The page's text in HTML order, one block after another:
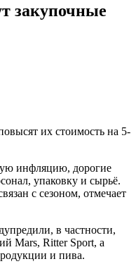
закупочные
их стоимость на 5-
инфляцию, дорогие
упаковку и сырьё.
с сезоном, отмечает
в частности,
Mars, Ritter Sport, а
и пива.